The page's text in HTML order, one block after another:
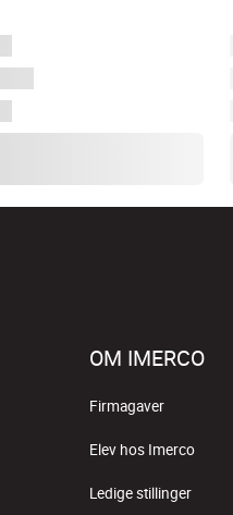
OM IMERCO
Firmagaver
Elev hos Imerco
Ledige stillinger